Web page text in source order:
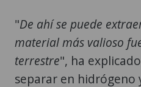
"De ahí se puede
material más valioso
terrestre", ha
separar en hidrógeno